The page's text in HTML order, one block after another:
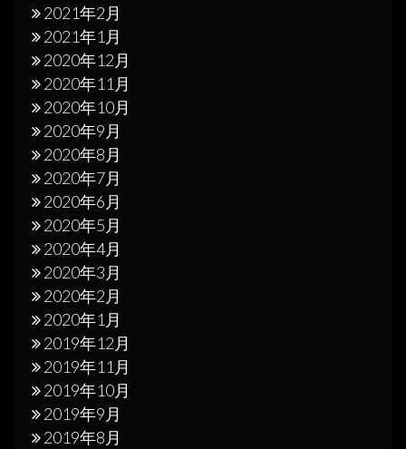
2021年2月
2021年1月
2020年12月
2020年11月
2020年10月
2020年9月
2020年8月
2020年7月
2020年6月
2020年5月
2020年4月
2020年3月
2020年2月
2020年1月
2019年12月
2019年11月
2019年10月
2019年9月
2019年8月